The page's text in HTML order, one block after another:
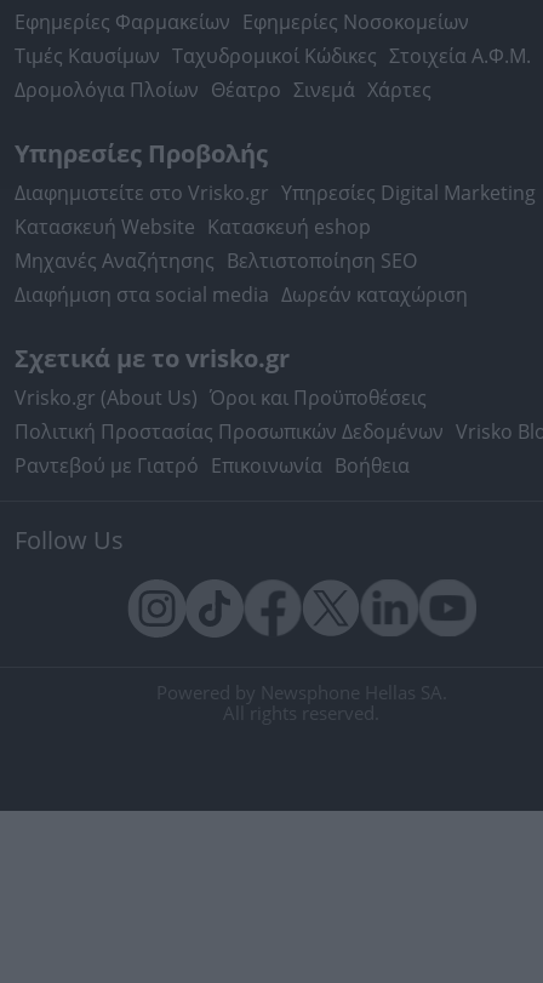
Εφημερίες Φαρμακείων Εφημερίες Νοσοκομείων
Τιμές Καυσίμων Ταχυδρομικοί Κώδικες Στοιχεία Α.Φ.Μ.
Δρομολόγια Πλοίων Θέατρο Σινεμά Χάρτες
Υπηρεσίες Προβολής
Διαφημιστείτε στο Vrisko.gr Υπηρεσίες Digital Marketing
Κατασκευή Website Κατασκευή eshop
Μηχανές Αναζήτησης Βελτιστοποίηση SEO
Διαφήμιση στα social media Δωρεάν καταχώριση
Σχετικά με το vrisko.gr
Vrisko.gr (About Us) Όροι και Προϋποθέσεις
Πολιτική Προστασίας Προσωπικών Δεδομένων Vrisko
Ραντεβού με Γιατρό Επικοινωνία Βοήθεια
Follow Us
Powered by Newsphone Hellas SA.
All rights reserved.